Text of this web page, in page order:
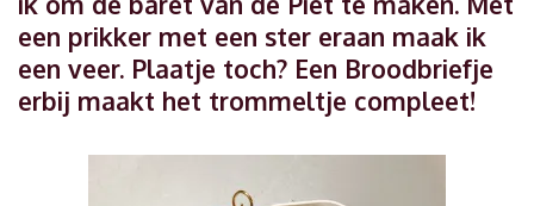
een prikker met een ster eraan maak ik
een veer. Plaatje toch? Een Broodbriefje
erbij maakt het trommeltje compleet!